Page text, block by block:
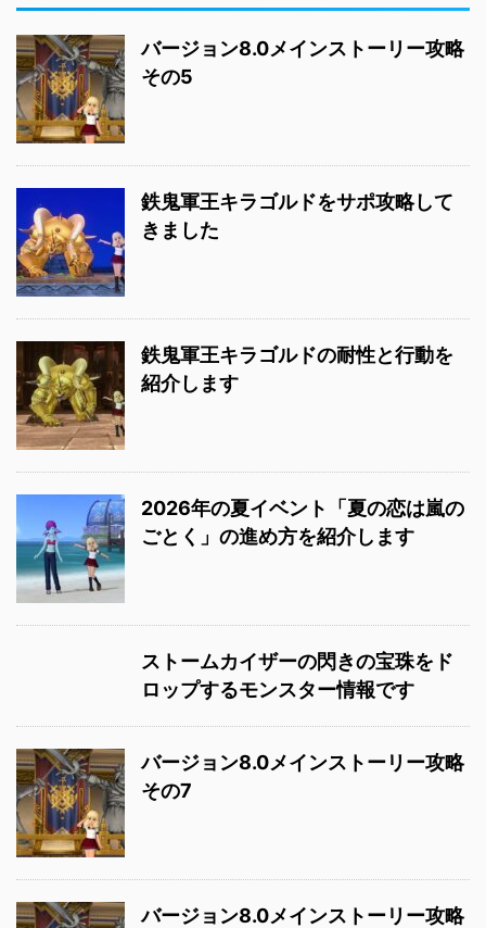
バージョン8.0メインストーリー攻略
その5
鉄鬼軍王キラゴルドをサポ攻略して
きました
鉄鬼軍王キラゴルドの耐性と行動を
紹介します
2026年の夏イベント「夏の恋は嵐の
ごとく」の進め方を紹介します
ストームカイザーの閃きの宝珠をド
ロップするモンスター情報です
バージョン8.0メインストーリー攻略
その7
バージョン8.0メインストーリー攻略